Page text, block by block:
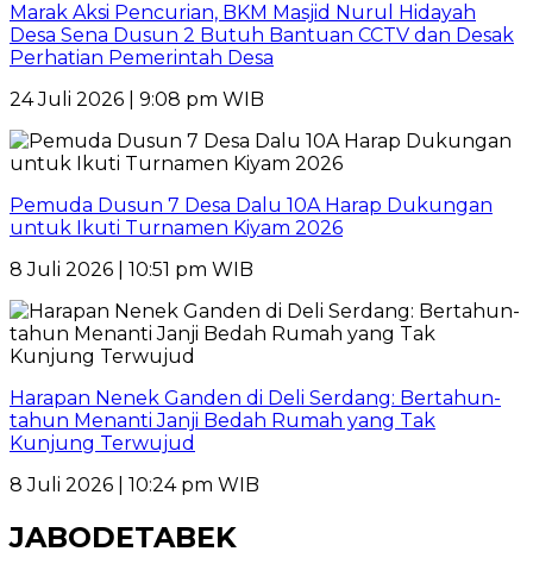
Marak Aksi Pencurian, BKM Masjid Nurul Hidayah
Desa Sena Dusun 2 Butuh Bantuan CCTV dan Desak
Perhatian Pemerintah Desa
24 Juli 2026 | 9:08 pm WIB
Pemuda Dusun 7 Desa Dalu 10A Harap Dukungan
untuk Ikuti Turnamen Kiyam 2026
8 Juli 2026 | 10:51 pm WIB
Harapan Nenek Ganden di Deli Serdang: Bertahun-
tahun Menanti Janji Bedah Rumah yang Tak
Kunjung Terwujud
8 Juli 2026 | 10:24 pm WIB
JABODETABEK